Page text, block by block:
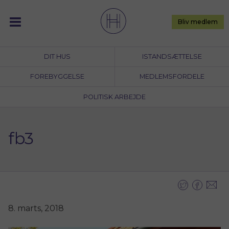
content
DIT HUS ISTANDSÆTTELSE
FOREBYGGELSE MEDLEMSFORDELE
POLITISK ARBEJDE
Bliv medlem
fb3
8. marts, 2018